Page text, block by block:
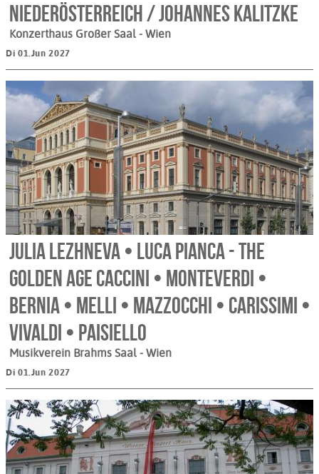
Niederösterreich / Johannes Kalitzke
Konzerthaus Großer Saal - Wien
Di 01.Jun 2027
Julia Lezhneva • Luca Pianca - The
Golden Age Caccini • Monteverdi •
Bernia • Melli • Mazzocchi • Carissimi •
Vivaldi • Paisiello
Musikverein Brahms Saal - Wien
Di 01.Jun 2027